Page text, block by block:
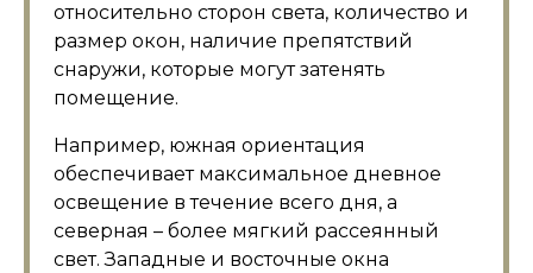
относительно сторон света, количество и
размер окон, наличие препятствий
снаружи, которые могут затенять
помещение.
Например, южная ориентация
обеспечивает максимальное дневное
освещение в течение всего дня, а
северная – более мягкий рассеянный
свет. Западные и восточные окна